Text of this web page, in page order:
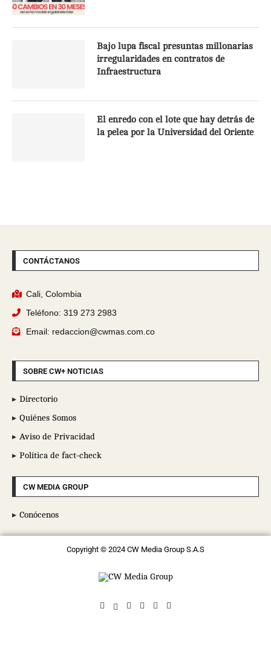
Bajo lupa fiscal presuntas millonarias
irregularidades en contratos de
Infraestructura
El enredo con el lote que hay detrás de
la pelea por la Universidad del Oriente
CONTÁCTANOS
Cali, Colombia
Teléfono: 319 273 2983
Email: redaccion@cwmas.com.co
SOBRE CW+ NOTICIAS
Directorio
Quiénes Somos
Aviso de Privacidad
Política de fact-check
CW MEDIA GROUP
Conócenos
Copyright © 2024 CW Media Group S.A.S